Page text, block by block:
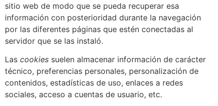
sitio web de modo que se pueda recuperar esa
información con posterioridad durante la navegación
por las diferentes páginas que estén conectadas al
servidor que se las instaló.
Las cookies suelen almacenar información de carácter
técnico, preferencias personales, personalización de
contenidos, estadísticas de uso, enlaces a redes
sociales, acceso a cuentas de usuario, etc.